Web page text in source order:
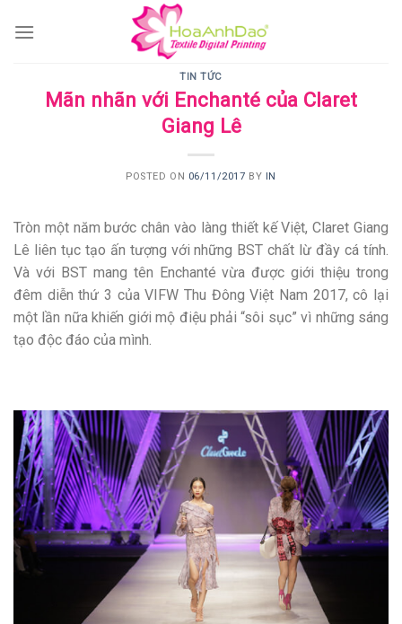
TIN TỨC
Mãn nhãn với Enchanté của Claret
Giang Lê
POSTED ON 06/11/2017 BY IN
Tròn một năm bước chân vào làng thiết kế Việt, Claret Giang
Lê liên tục tạo ấn tượng với những BST chất lừ đầy cá tính.
Và với BST mang tên Enchanté vừa được giới thiệu trong
đêm diễn thứ 3 của VIFW Thu Đông Việt Nam 2017, cô lại
một lần nữa khiến giới mộ điệu phải “sôi sục” vì những sáng
tạo độc đáo của mình.